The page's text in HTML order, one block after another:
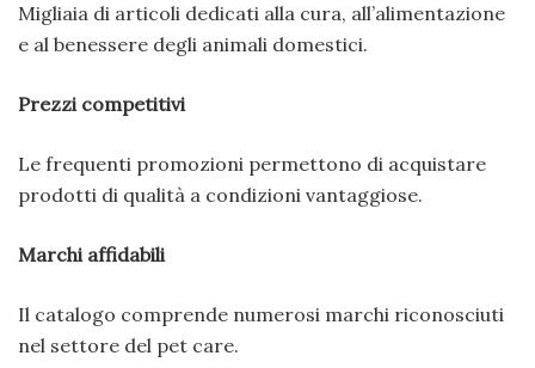
Migliaia di articoli dedicati alla cura, all’alimentazione
e al benessere degli animali domestici.
Prezzi competitivi
Le frequenti promozioni permettono di acquistare
prodotti di qualità a condizioni vantaggiose.
Marchi affidabili
Il catalogo comprende numerosi marchi riconosciuti
nel settore del pet care.